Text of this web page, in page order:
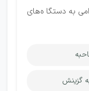
به دستگا ه‌های
گزینش